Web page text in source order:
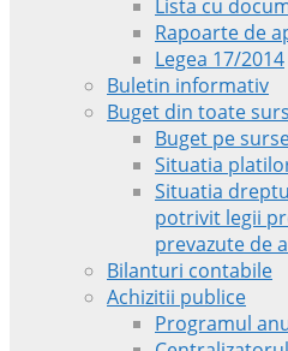
Lista cu
Rapoarte de
Legea 17/2014
Buletin informativ
Buget din toate
Buget pe
Situatia
Situatia
potrivit legii
prevazute de
Bilanturi contabile
Achizitii publice
Programul